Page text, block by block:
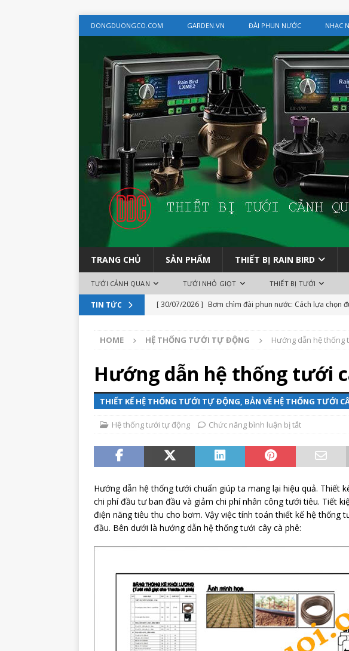
DONGDUONGCO.COM GARDEN.VN ĐÀI PHUN NƯỚC NHẠC
TRANG CHỦ SẢN PHẨM THIẾT BỊ RAIN BIRD
TƯỚI CẢNH QUAN TƯỚI NHỎ GIỌT THIẾT BỊ TƯỚI
TIN TỨC [ 30/07/2026 ] Bơm chìm đài phun nước: Cách lựa chọn
[ 10/10/2025 ] Sàn Nhạc Nước Quảng Trường Phan
[ 25/02/2021 ]
Béc tưới spray nozzle Fixed Arc
THIẾT
[ 30/09/2020 ] Thiết kế nhạc nước nghệ thuật
BÀI
hiện đại và bền vững
BÀI VIẾT NỔI BẬT
hồ sinh thái
BÀI VIẾT NỔI BẬT
HOME HỆ THỐNG TƯỚI TỰ ĐỘNG Hướng dẫn hệ thống
Hướng dẫn hệ thống tưới
THIẾT KẾ HỆ THỐNG TƯỚI TỰ ĐỘNG, BẢN VẼ HỆ THỐNG TƯỚI
Hệ thống tưới tự động Chức năng bình luận bị tắt
Hướng dẫn hệ thống tưới chuẩn giúp ta mang lại hiệu quả. Thiết
chi phí đầu tư ban đầu và giảm chi phí nhân công tưới tiêu. Tiết
điện năng tiêu thu cho bơm. Vậy việc tính toán thiết kế hệ thống
đầu. Bên dưới là hướng dẫn hệ thống tưới cây cà phê: